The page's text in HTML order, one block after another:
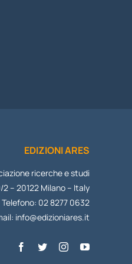
EDIZIONI ARES
ricerche e studi
– 20122 Milano – Italy
Telefono: 02 8277 0632
info@edizioniares.it